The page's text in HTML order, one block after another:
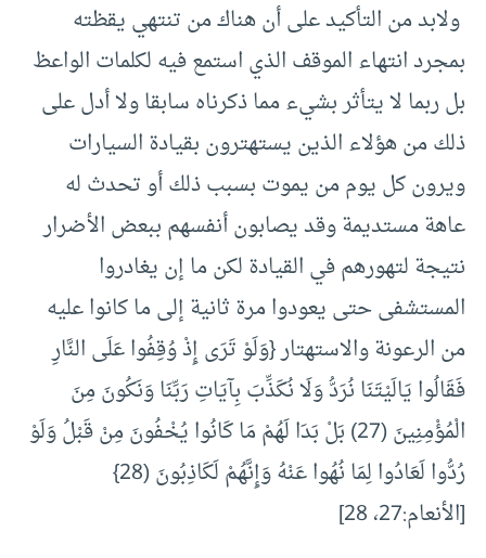
ولابد من التأكيد على أن هناك من تنتهي يقظته
بمجرد انتهاء الموقف الذي استمع فيه لكلمات الواعظ
بل ربما لا يتأثر بشيء مما ذكرناه سابقا ولا أدل على
ذلك من هؤلاء الذين يستهترون بقيادة السيارات
ويرون كل يوم من يموت بسبب ذلك أو تحدث له
عاهة مستديمة وقد يصابون أنفسهم ببعض الأضرار
نتيجة لتهورهم في القيادة لكن ما إن يغادروا
المستشفى حتى يعودوا مرة ثانية إلى ما كانوا عليه
من الرعونة والاستهتار {وَلَوْ تَرَى إِذْ وُقِفُوا عَلَى النَّارِ
فَقَالُوا يَالَيْتَنَا نُرَدُّ وَلَا نُكَذِّبَ بِآيَاتِ رَبِّنَا وَنَكُونَ مِنَ
الْمُؤْمِنِينَ (27) بَلْ بَدَا لَهُمْ مَا كَانُوا يُخْفُونَ مِنْ قَبْلُ وَلَوْ
رُدُّوا لَعَادُوا لِمَا نُهُوا عَنْهُ وَإِنَّهُمْ لَكَاذِبُونَ (28}
[الأنعام:27، 28]